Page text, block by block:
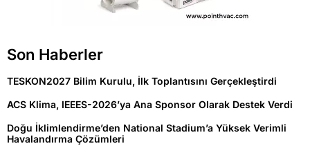
Son Haberler
TESKON2027 Bilim Kurulu, İlk Toplantısını Gerçekleştirdi
ACS Klima, IEEES-2026’ya Ana Sponsor Olarak Destek Verdi
Doğu İklimlendirme’den National Stadium’a Yüksek Verimli
Havalandırma Çözümleri